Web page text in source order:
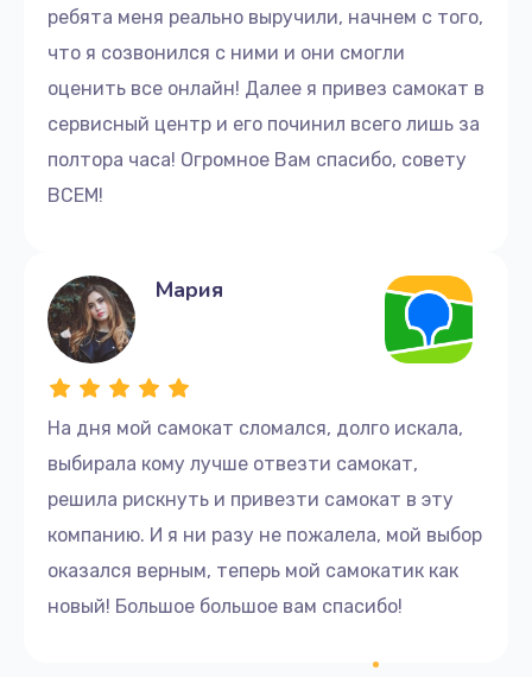
ребята меня реально выручили, начнем с того,
что я созвонился с ними и они смогли
оценить все онлайн! Далее я привез самокат в
сервисный центр и его починил всего лишь за
полтора часа! Огромное Вам спасибо, совету
ВСЕМ!
На дня мой самокат сломался, долго искала,
выбирала кому лучше отвезти самокат,
решила рискнуть и привезти самокат в эту
компанию. И я ни разу не пожалела, мой выбор
оказался верным, теперь мой самокатик как
новый! Большое большое вам спасибо!
Мария